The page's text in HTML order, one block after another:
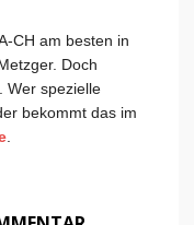
CH am besten in
Doch
Wer spezielle
bekommt das im